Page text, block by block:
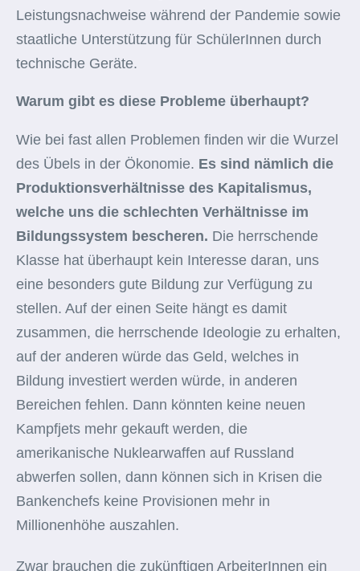
Leistungsnachweise während der Pandemie sowie
staatliche Unterstützung für SchülerInnen durch
technische Geräte.
Warum gibt es diese Probleme überhaupt?
Wie bei fast allen Problemen finden wir die Wurzel
des Übels in der Ökonomie. Es sind nämlich die
Produktionsverhältnisse des Kapitalismus,
welche uns die schlechten Verhältnisse im
Bildungssystem bescheren. Die herrschende
Klasse hat überhaupt kein Interesse daran, uns
eine besonders gute Bildung zur Verfügung zu
stellen. Auf der einen Seite hängt es damit
zusammen, die herrschende Ideologie zu erhalten,
auf der anderen würde das Geld, welches in
Bildung investiert werden würde, in anderen
Bereichen fehlen. Dann könnten keine neuen
Kampfjets mehr gekauft werden, die
amerikanische Nuklearwaffen auf Russland
abwerfen sollen, dann können sich in Krisen die
Bankenchefs keine Provisionen mehr in
Millionenhöhe auszahlen.
Zwar brauchen die zukünftigen ArbeiterInnen ein